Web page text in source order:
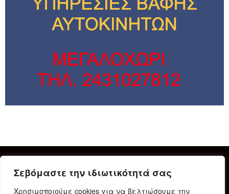
Σεβόμαστε την ιδιωτικότητά σας
Χρησιμοποιούμε cookies για να βελτιώσουμε την